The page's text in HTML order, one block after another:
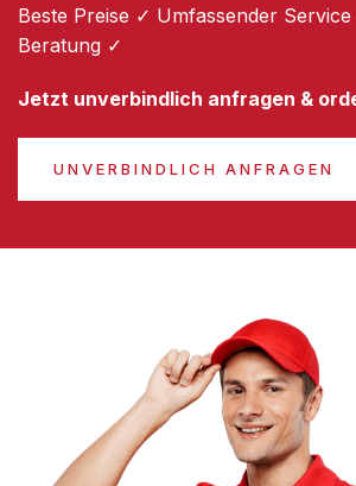
Beste Preise ✓ Umfassender
Beratung ✓
Jetzt unverbindlich anfragen &
UNVERBINDLICH ANFRAGEN